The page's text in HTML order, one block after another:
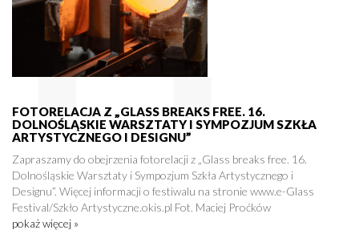
FOTORELACJA Z „GLASS BREAKS FREE. 16.
DOLNOŚLĄSKIE WARSZTATY I SYMPOZJUM SZKŁA
ARTYSTYCZNEGO I DESIGNU”
Zapraszamy do obejrzenia fotorelacji z „Glass breaks free. 16.
Dolnośląskie Warsztaty i Sympozjum Szkła Artystycznego i
Designu”. Więcej informacji o festiwalu na stronie www.e-Glass
Festival/Szkło Artystyczne.okis.pl Fot. Maciej Proćków
pokaż więcej »